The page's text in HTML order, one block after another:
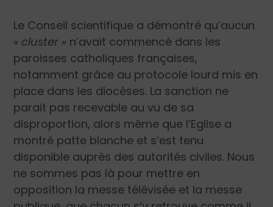
Le Conseil scientifique a démontré qu’aucun
« cluster » n’avait commencé dans les
paroisses catholiques françaises,
notamment grâce au protocole lourd mis en
place dans les diocèses. La sanction ne
parait pas recevable au vu de sa
disproportion, alors même que l’Eglise a
montré patte blanche et s’est tenu
disponible auprès des autorités civiles. Nous
ne sommes pas là pour mettre en
opposition la messe télévisée et la messe